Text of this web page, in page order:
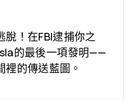
脫！在FBI逮捕你之
的最後一項發明——
的傳送藍圖。